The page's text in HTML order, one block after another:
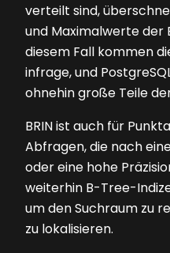
verteilt sind,
und Maximalwerte der
diesem Fall kommen
infrage, und
ohnehin große Teile
BRIN ist auch für
Abfragen, die nach
oder eine hohe
weiterhin B-Tree-
um den Suchraum zu
zu lokalisieren.